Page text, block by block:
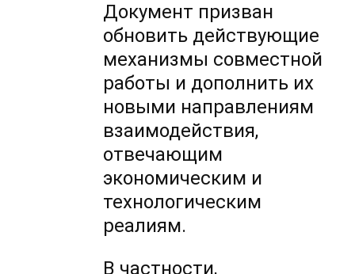
Документ призван
обновить действующие
механизмы совместной
работы и дополнить их
новыми направлениям
взаимодействия,
отвечающим
экономическим и
технологическим
реалиям.
В частности,